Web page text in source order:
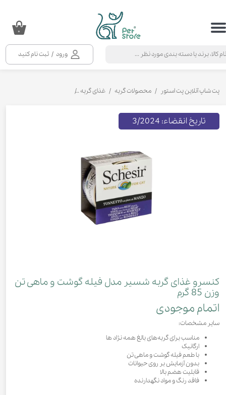
ورود / ثبت نام کنید
حساب کاربری من
خروج از حساب کاربری
۰
پت شاپ آنلاین پت استور محصولات گربه غذای گربه
کنسرو غذای گربه شسیر مدل فیله گوشت و ماهی تن
وزن 85 گرم
اتمام موجودی
سایر مشخصات:
مناسب برای گربه‌های بالغ همه نژاد ها
ارگانیک
با طعم فیله گوشت و ماهی تن
بدون آزمایش بر روی حیوانات
قابلیت هضم بالا
فاقد رنگ و مواد نگهدارنده
تاریخ انقضاء: 3/2024